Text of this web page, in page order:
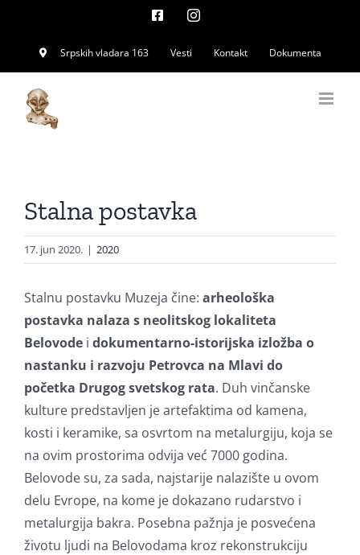
content
FacebookInstagram
Srpskih vladara 163 Vesti Kontakt Dokumenta
Stalna postavka
17. jun 2020. | 2020
Stalnu postavku Muzeja čine: arheološka
postavka nalaza s neolitskog lokaliteta
Belovode i dokumentarno-istorijska izložba o
nastanku i razvoju Petrovca na Mlavi do
početka Drugog svetskog rata. Duh vinčanske
kulture predstavljen je artefaktima od kamena,
kosti i keramike, sa osvrtom na metalurgiju, koja se
na ovim prostorima odvija već 7000 godina.
Belovode su, za sada, najstarije nalazište u ovom
delu Evrope, na kome je dokazano rudarstvo i
metalurgija bakra. Posebna pažnja je posvećena
životu ljudi na Belovodama kroz rekonstrukciju